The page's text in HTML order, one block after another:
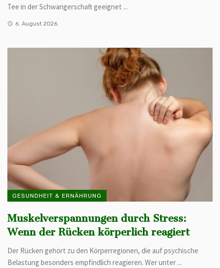
Tee in der Schwangerschaft geeignet ...
6. August 2026
GESUNDHEIT & ERNÄHRUNG
Muskelverspannungen durch Stress:
Wenn der Rücken körperlich reagiert
Der Rücken gehört zu den Körperregionen, die auf psychische
Belastung besonders empfindlich reagieren. Wer unter ...